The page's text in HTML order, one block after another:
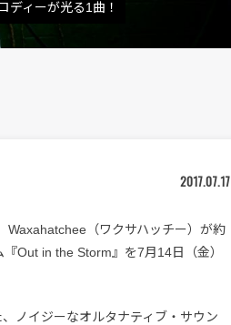
ディーが光る1曲！
2017.07.17
Waxahatchee（ワクサハッチー）が約
Out in the Storm』を7月14日（金）
ノイジーなオルタナティブ・サウン